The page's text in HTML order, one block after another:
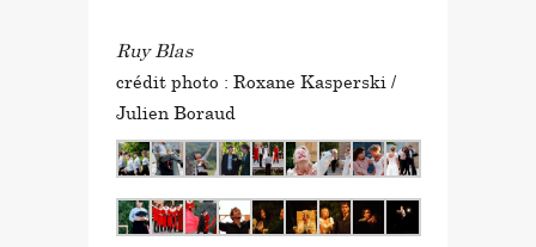
Ruy Blas
crédit photo : Roxane Kasperski /
Julien Boraud